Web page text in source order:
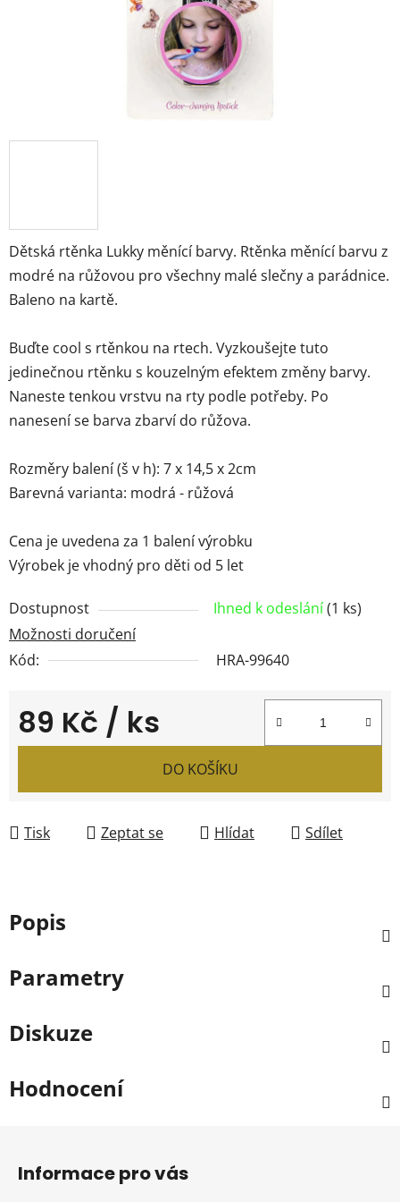
Dětská rtěnka Lukky měnící barvy. Rtěnka měnící barvu z
modré na růžovou pro všechny malé slečny a parádnice.
Baleno na kartě.
Buďte cool s rtěnkou na rtech. Vyzkoušejte tuto
jedinečnou rtěnku s kouzelným efektem změny barvy.
Naneste tenkou vrstvu na rty podle potřeby. Po
nanesení se barva zbarví do růžova.
Rozměry balení (š v h): 7 x 14,5 x 2cm
Barevná varianta: modrá - růžová
Cena je uvedena za 1 balení výrobku
Výrobek je vhodný pro děti od 5 let
Dostupnost Ihned k odeslání(1 ks)
Možnosti doručení
Kód:
HRA-99640
89 Kč / ks
Měrná cena:
DO KOŠÍKU
Tisk Zeptat se Hlídat Sdílet
Popis
Parametry
Diskuze
Hodnocení
Informace pro vás